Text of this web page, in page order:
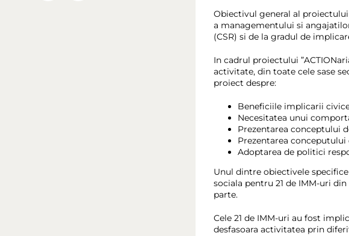
Obiectivul general al
a managementului si
(CSR) si de la gradul de
In cadrul proiectului
activitate, din toate cele sase
proiect despre:
Beneficiile implicarii
Necesitatea unui
Prezentarea conceptului
Prezentarea
Adoptarea de politici
Unul dintre obiectivele
sociala pentru 21 de IMM-uri
parte.
Cele 21 de IMM-uri au fost
desfasoara activitatea prin